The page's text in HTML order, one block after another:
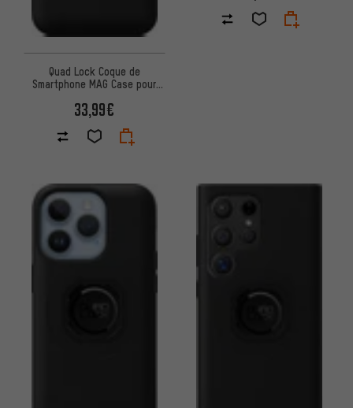
Quad Lock Coque de
Smartphone MAG Case pour
33,99€